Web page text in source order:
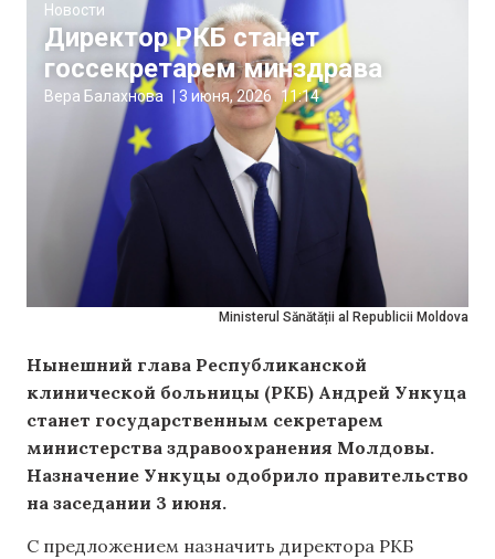
Ministerul Sănătății al Republicii Moldova
Новости
Директор РКБ станет
госсекретарем минздрава
Вера Балахнова 3 июня, 2026 11:14
Нынешний глава Республиканской
клинической больницы (РКБ) Андрей Ункуца
станет государственным секретарем
министерства здравоохранения Молдовы.
Назначение Ункуцы одобрило правительство
на заседании 3 июня.
С предложением назначить директора РКБ